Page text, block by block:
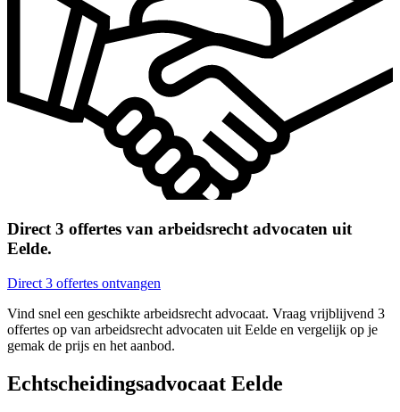
Direct 3 offertes van arbeidsrecht advocaten uit
Eelde.
Direct 3 offertes ontvangen
Vind snel een geschikte arbeidsrecht advocaat. Vraag vrijblijvend 3
offertes op van arbeidsrecht advocaten uit Eelde en vergelijk op je
gemak de prijs en het aanbod.
Echtscheidingsadvocaat Eelde